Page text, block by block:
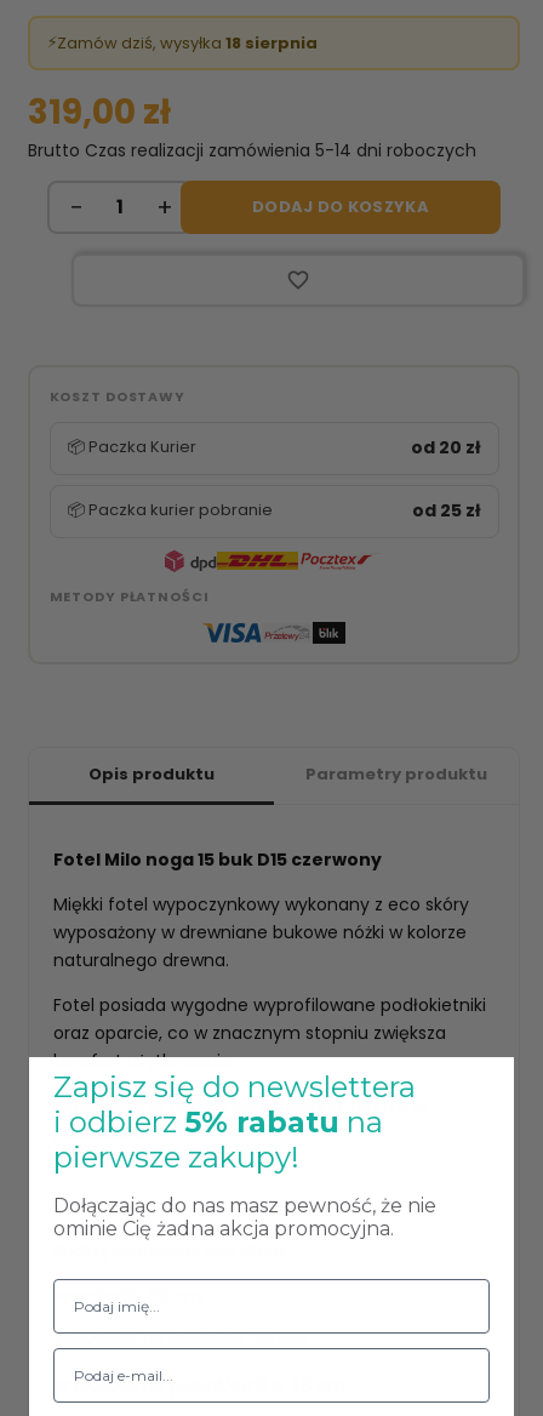
⚡Zamów dziś, wysyłka 18 sierpnia
319,00 zł
Brutto Czas realizacji zamówienia 5-14 dni roboczych
DODAJ DO KOSZYKA
favorite_border
KOSZT DOSTAWY
📦 Paczka Kurier od 20 zł
📦 Paczka kurier pobranie od 25 zł
METODY PŁATNOŚCI
Opis produktu Parametry produktu
Fotel Milo noga 15 buk D15 czerwony
Miękki fotel wypoczynkowy wykonany z eco skóry
wyposażony w drewniane bukowe nóżki w kolorze
naturalnego drewna.
Fotel posiada wygodne wyprofilowane podłokietniki
oraz oparcie, co w znacznym stopniu zwiększa
komfort użytkowania.
Fotel idealnie nadaje się do salonu, biura czy
poczekalni.
Dane techniczne:
Wysokość: 69 cm,
Wysokość do siedziska: 39 cm,
Wysokość do podłokietnika: 58 cm,
Zapisz się do newslettera
i odbierz 5% rabatu na
pierwsze zakupy!
Dołączając do nas masz pewność, że nie
ominie Cię żadna akcja promocyjna.